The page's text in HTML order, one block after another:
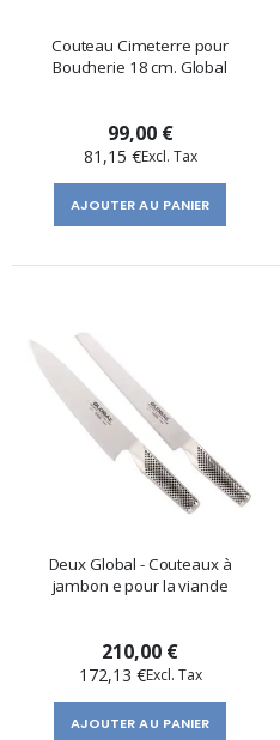
Couteau Cimeterre pour
Boucherie 18 cm. Global
99,00 €
81,15 €
AJOUTER AU PANIER
Deux Global - Couteaux à
jambon e pour la viande
210,00 €
172,13 €
AJOUTER AU PANIER